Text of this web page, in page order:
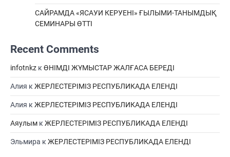
САЙРАМДА «ЯСАУИ КЕРУЕНІ» ҒЫЛЫМИ-ТАНЫМДЫҚ
СЕМИНАРЫ ӨТТІ
Recent Comments
infotnkz к ӨНІМДІ ЖҰМЫСТАР ЖАЛҒАСА БЕРЕДІ
Алия к ЖЕРЛЕСТЕРІМІЗ РЕСПУБЛИКАДА ЕЛЕНДІ
Алия к ЖЕРЛЕСТЕРІМІЗ РЕСПУБЛИКАДА ЕЛЕНДІ
Аяулым к ЖЕРЛЕСТЕРІМІЗ РЕСПУБЛИКАДА ЕЛЕНДІ
Эльмира к ЖЕРЛЕСТЕРІМІЗ РЕСПУБЛИКАДА ЕЛЕНДІ